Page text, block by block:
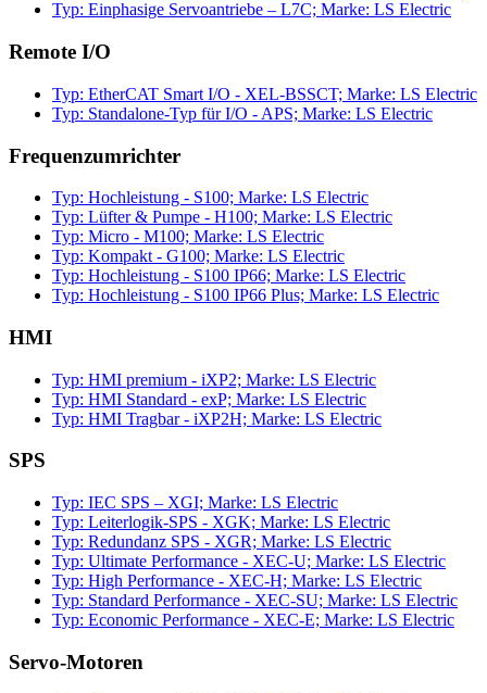
Typ: Einphasige Servoantriebe – L7C; Marke: LS Electric
Remote I/O
Typ: EtherCAT Smart I/O - XEL-BSSCT; Marke: LS Electric
Typ: Standalone-Typ für I/O - APS; Marke: LS Electric
Frequenzumrichter
Typ: Hochleistung - S100; Marke: LS Electric
Typ: Lüfter & Pumpe - H100; Marke: LS Electric
Typ: Micro - M100; Marke: LS Electric
Typ: Kompakt - G100; Marke: LS Electric
Typ: Hochleistung - S100 IP66; Marke: LS Electric
Typ: Hochleistung - S100 IP66 Plus; Marke: LS Electric
HMI
Typ: HMI premium - iXP2; Marke: LS Electric
Typ: HMI Standard - exP; Marke: LS Electric
Typ: HMI Tragbar - iXP2H; Marke: LS Electric
SPS
Typ: IEC SPS – XGI; Marke: LS Electric
Typ: Leiterlogik-SPS - XGK; Marke: LS Electric
Typ: Redundanz SPS - XGR; Marke: LS Electric
Typ: Ultimate Performance - XEC-U; Marke: LS Electric
Typ: High Performance - XEC-H; Marke: LS Electric
Typ: Standard Performance - XEC-SU; Marke: LS Electric
Typ: Economic Performance - XEC-E; Marke: LS Electric
Servo-Motoren